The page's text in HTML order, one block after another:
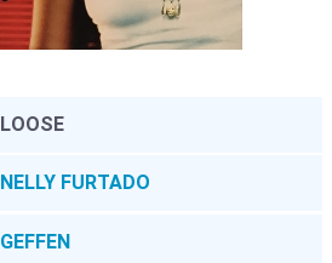
LOOSE
NELLY FURTADO
GEFFEN